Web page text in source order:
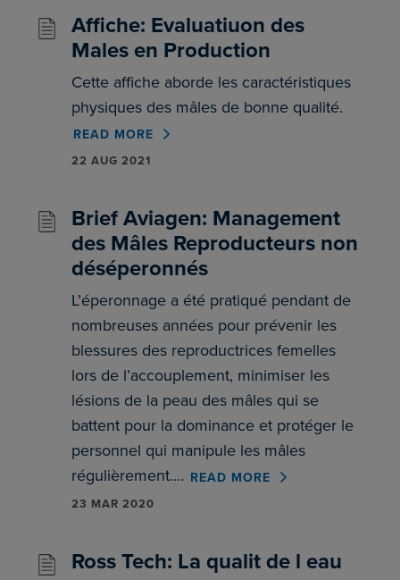
Affiche: Evaluatiuon des
Males en Production
Cette affiche aborde les caractéristiques
physiques des mâles de bonne qualité.
READ MORE
22 AUG 2021
Brief Aviagen: Management
des Mâles Reproducteurs non
déséperonnés
L’éperonnage a été pratiqué pendant de
nombreuses années pour prévenir les
blessures des reproductrices femelles
lors de l’accouplement, minimiser les
lésions de la peau des mâles qui se
battent pour la dominance et protéger le
personnel qui manipule les mâles
régulièrement.… READ MORE
23 MAR 2020
Ross Tech: La qualit de l eau